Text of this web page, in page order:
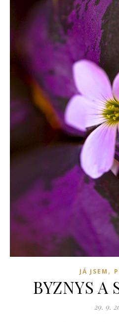
JÁ JSEM ,
BYZNYS A
29. 9.